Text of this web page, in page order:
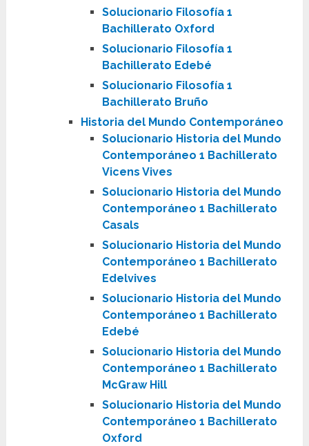
Solucionario Filosofía 1
Bachillerato Oxford
Solucionario Filosofía 1
Bachillerato Edebé
Solucionario Filosofía 1
Bachillerato Bruño
Historia del Mundo Contemporáneo
Solucionario Historia del Mundo
Contemporáneo 1 Bachillerato
Vicens Vives
Solucionario Historia del Mundo
Contemporáneo 1 Bachillerato
Casals
Solucionario Historia del Mundo
Contemporáneo 1 Bachillerato
Edelvives
Solucionario Historia del Mundo
Contemporáneo 1 Bachillerato
Edebé
Solucionario Historia del Mundo
Contemporáneo 1 Bachillerato
McGraw Hill
Solucionario Historia del Mundo
Contemporáneo 1 Bachillerato
Oxford